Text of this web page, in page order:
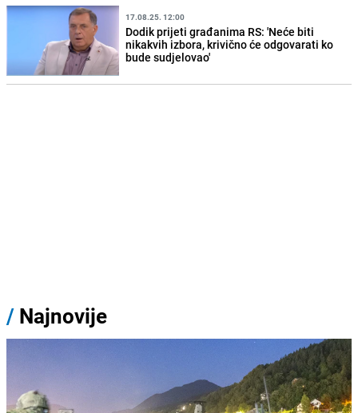
17.08.25. 12:00
Dodik prijeti građanima RS: 'Neće biti
nikakvih izbora, krivično će odgovarati ko
bude sudjelovao'
/ Najnovije